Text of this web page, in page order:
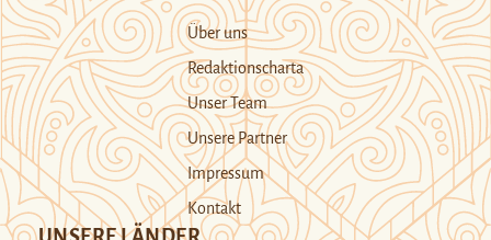
Über uns
Redaktionscharta
Unser Team
Unsere Partner
Impressum
Kontakt